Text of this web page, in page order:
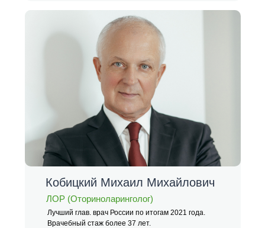
Кобицкий Михаил Михайлович
ЛОР (Оториноларинголог)
Лучший глав. врач России по итогам 2021 года.
Врачебный стаж более 37 лет.